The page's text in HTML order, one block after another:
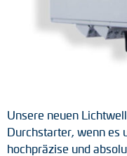
LWL-
Impulsumformer
Frequenz-
Unsere neuen
Durchstarter, wenn es
hochpräzise und